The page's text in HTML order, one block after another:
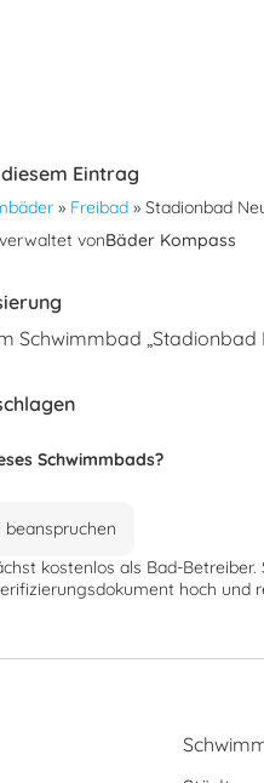
Eintrag
» Freibad » Stadionbad
vonBäder Kompass
Schwimmbad
Schwimmbads?
kostenlos als Bad-
hoch